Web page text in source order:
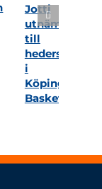
Jotti
utnämnd
till
hedersmedlem
i
Köping
Basket